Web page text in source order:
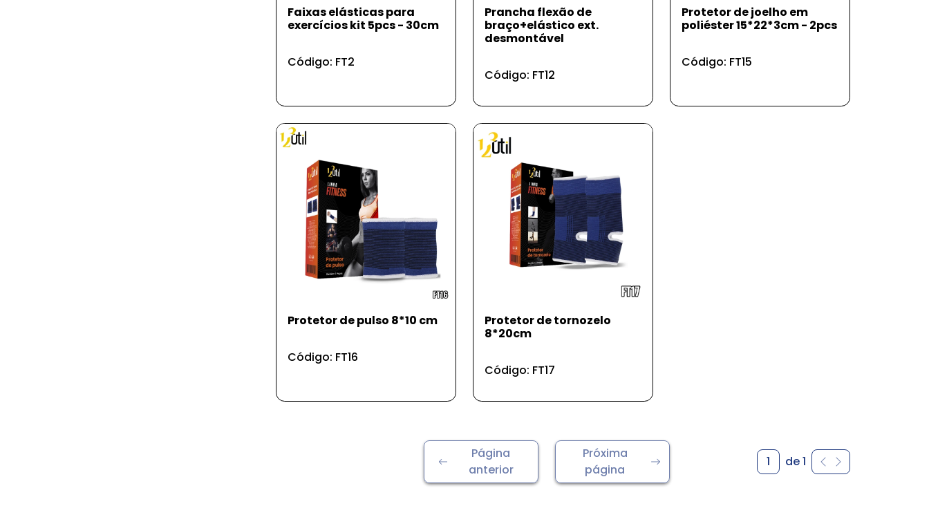
Faixas elásticas para
exercícios kit 5pcs - 30cm
Código: FT2
Prancha flexão de
braço+elástico ext.
desmontável
Código: FT12
Protetor de joelho em
poliéster 15*22*3cm - 2pcs
Código: FT15
Protetor de pulso 8*10 cm
Código: FT16
Protetor de tornozelo
8*20cm
Código: FT17
Página
anterior
Próxima
página
1 de 1